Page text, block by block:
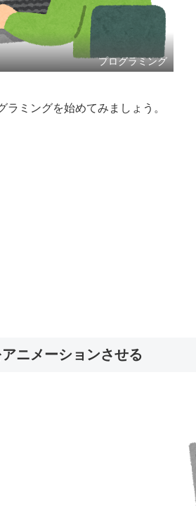
プログラミング
ラミングを始めてみましょう。
ニメーションさせる